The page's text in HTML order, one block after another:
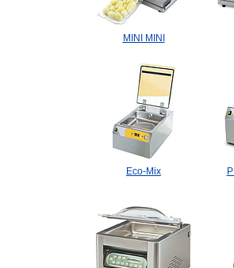
MINI MINI
Eco-Mix